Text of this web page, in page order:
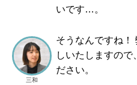
いです…。
三和
そうなんですね！
しいたしますので
ださい。